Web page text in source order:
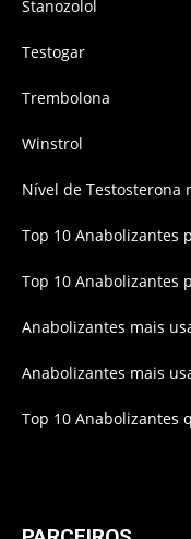
Stanozolol
Testogar
Trembolona
Winstrol
Nível de Testosterona
Top 10 Anabolizantes
Top 10 Anabolizantes
Anabolizantes mais
Anabolizantes mais
Top 10 Anabolizantes